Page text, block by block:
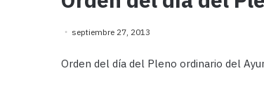
septiembre 27, 2013
Orden del día del Pleno ordinario del